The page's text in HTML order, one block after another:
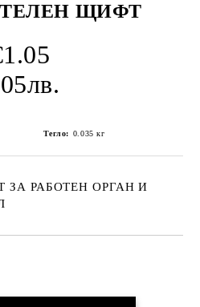
ЩИФТ
Тегло: 0.035 кг
РАБОТЕН ОРГАН И